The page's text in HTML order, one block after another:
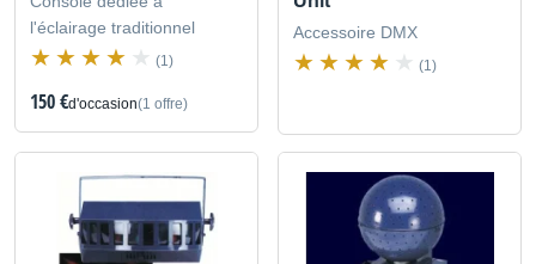
l'éclairage traditionnel
(1)
150 €d'occasion(1 offre)
Accessoire DMX
(1)